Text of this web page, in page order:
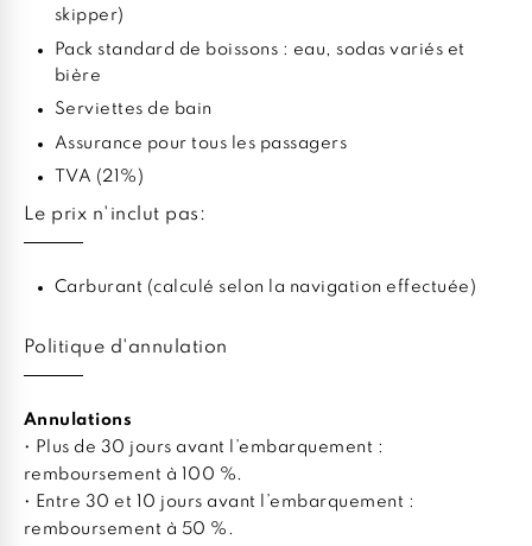
skipper)
Pack standard de boissons : eau, sodas variés et
bière
Serviettes de bain
Assurance pour tous les passagers
TVA (21%)
Le prix n'inclut pas:
Carburant (calculé selon la navigation effectuée)
Politique d'annulation
Annulations
• Plus de 30 jours avant l’embarquement :
remboursement à 100 %.
• Entre 30 et 10 jours avant l’embarquement :
remboursement à 50 %.